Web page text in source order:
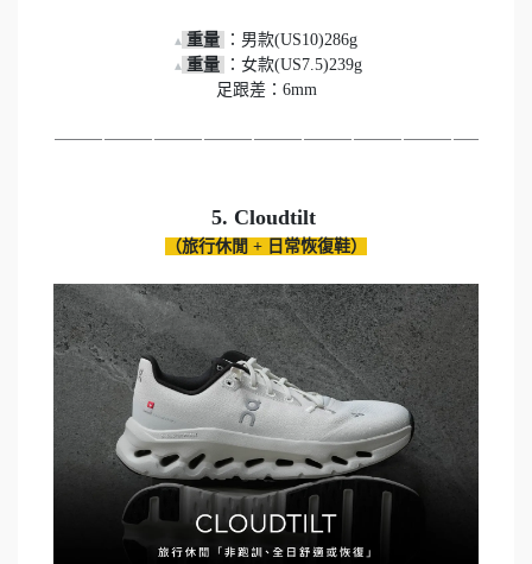
▴ 重量
▴ 重量
：女款(US7.5)239g
足跟差：6mm
（旅行休閒 + 日常恢復鞋）